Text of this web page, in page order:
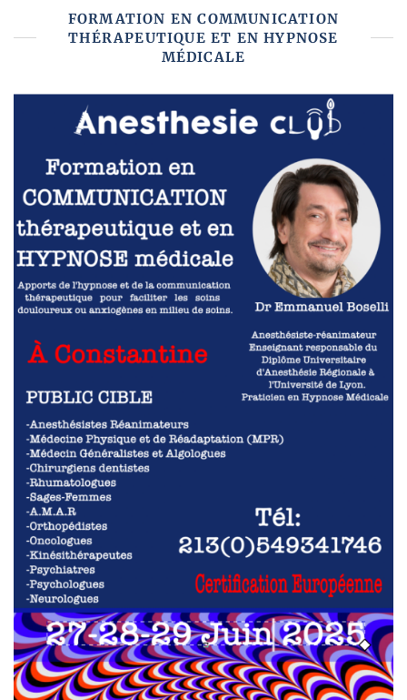
FORMATION EN COMMUNICATION
THÉRAPEUTIQUE ET EN HYPNOSE
MÉDICALE